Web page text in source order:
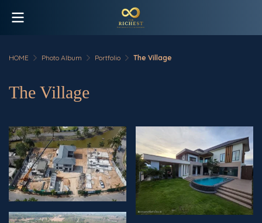
HOME Photo Album Portfolio The Village
The Village